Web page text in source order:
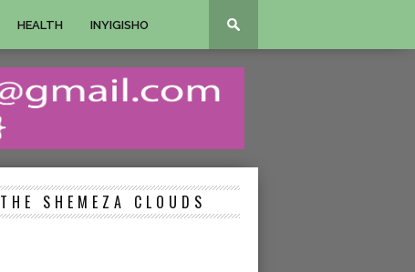
HEALTH INYIGISHO
THE SHEMEZA CLOUDS